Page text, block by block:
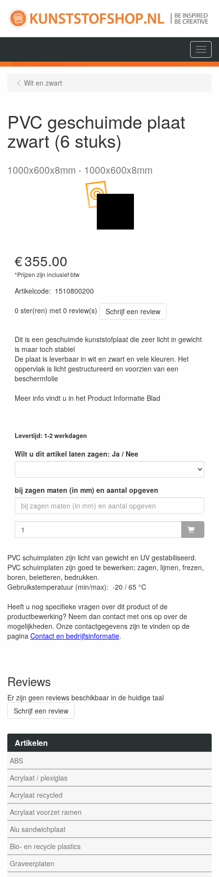
Menu
Artikelen
ABS
Acrylaat / plexiglas
Acrylaat recycled
Acrylaat voorzet ramen
Alu sandwichplaat
Bio- en recycle plastics
Graveerplaten
Wit en zwart
PVC geschuimde plaat
zwart (6 stuks)
1000x600x8mm 1000x600x8mm
€355.00
*Prijzen zijn inclusief btw
Artikelcode: 1510800200
0 ster(ren) met 0 review(s)
Schrijf een review
Dit is een geschuimde kunststofplaat die zeer licht in gewicht
is maar toch stabiel
De plaat is leverbaar in wit en zwart en vele kleuren. Het
oppervlak is licht gestructureerd en voorzien van een
beschermfolie
Meer info vindt u in het Product Informatie Blad
Levertijd: 1-2 werkdagen
Wilt u dit artikel laten zagen: Ja / Nee
bij zagen maten (in mm) en aantal opgeven
PVC schuimplaten zijn licht van gewicht en UV gestabiliseerd.
PVC schuimplaten zijn goed te bewerken; zagen, lijmen, frezen,
boren, beletteren, bedrukken.
Gebruikstemperatuur (min/max): -20 / 65 °C
Heeft u nog specifieke vragen over dit product of de
productbewerking? Neem dan contact met ons op over de
mogelijkheden. Onze contactgegevens zijn te vinden op de
pagina Contact en bedrijfsinformatie.
Reviews
Er zijn geen reviews beschikbaar in de huidige taal
Schrijf een review